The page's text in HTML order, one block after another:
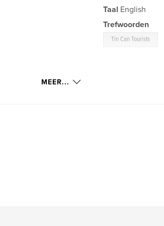
Taal English
Trefwoorden
Tin Can Tourists
MEER...